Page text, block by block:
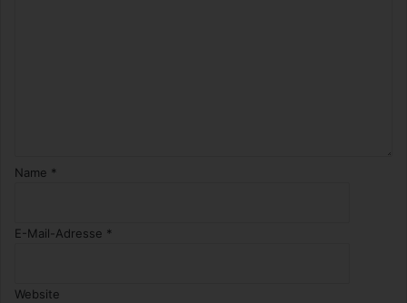
Name *
E-Mail-Adresse *
Website